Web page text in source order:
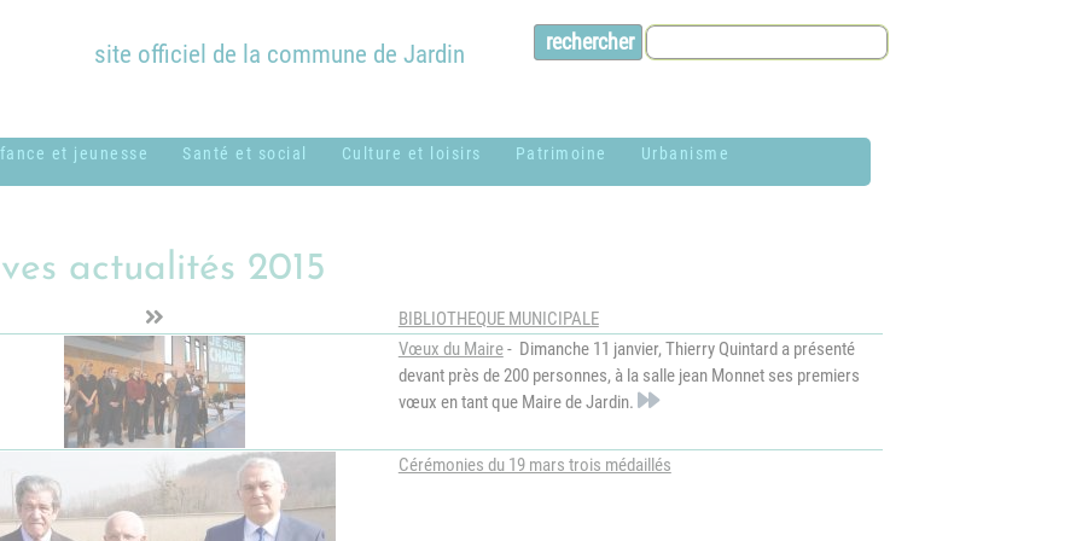
site officiel de la commune de Jardin
et jeunesse
musical - MUSICAVI
École élémentaire
"Marc Lentillon"
École maternelle "Le
Prince"
Santé et social
CCAS
Logement
Médical et
paramédical
SSIAD
Culture et loisirs
communaux
Nos associations &
syndicats
Patrimoine
Maires de Jardin
Photothèque
Plan du village
Urbanisme
Approuvé le 18
décembre 2018
Réglementation et
généralités
actualités 2015
BIBLIOTHEQUE MUNICIPALE
Vœux du Maire- Dimanche 11 janvier, Thierry Quintard a présenté
devant près de 200 personnes, à la salle jean Monnet ses premiers
vœux en tant que Maire de Jardin.
Cérémonies du 19 mars trois médaillés